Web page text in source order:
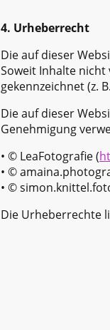
4. Urheberrecht
Die auf dieser
Soweit Inhalte
gekennzeichnet (z.
Die auf dieser
Genehmigung
• © LeaFotografie (
• ©
• ©
Die Urheberrechte